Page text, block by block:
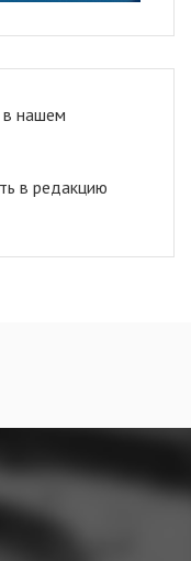
нашем
в редакцию